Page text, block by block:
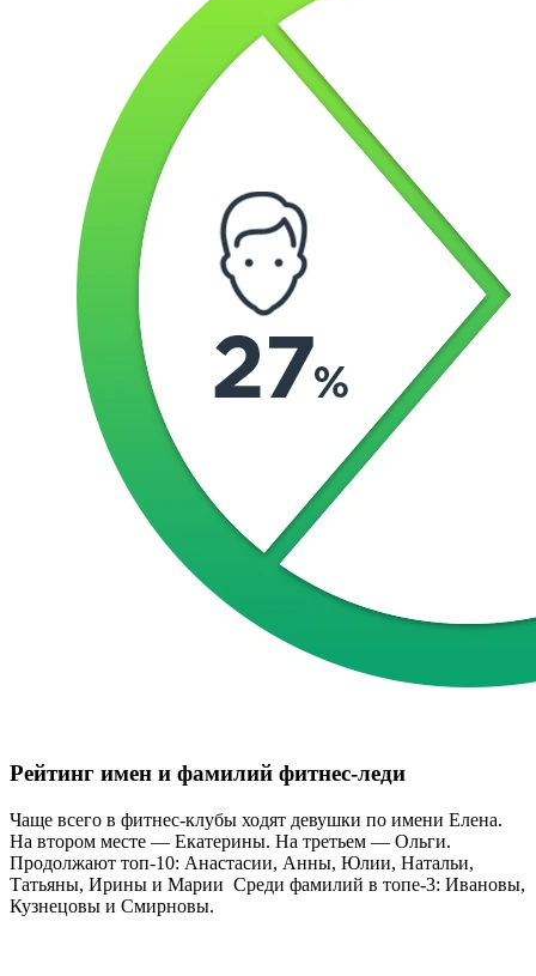
Рейтинг имен и фамилий фитнес-леди
Чаще всего в фитнес-клубы ходят девушки по имени Елена.
На втором месте — Екатерины. На третьем — Ольги.
Продолжают топ-10: Анастасии, Анны, Юлии, Натальи,
Татьяны, Ирины и Марии Среди фамилий в топе-3: Ивановы,
Кузнецовы и Смирновы.